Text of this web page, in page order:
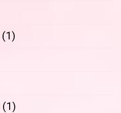
(1)
(1)